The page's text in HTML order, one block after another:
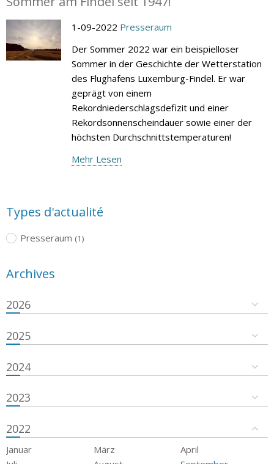
1-09-2022 Presseraum
Der Sommer 2022 war ein beispielloser
Sommer in der Geschichte der Wetterstation
des Flughafens Luxemburg-Findel. Er war
geprägt von einem
Rekordniederschlagsdefizit und einer
Rekordsonnenscheindauer sowie einer der
höchsten Durchschnittstemperaturen!
Mehr Lesen
Types d'actualité
Presseraum (1)
Archives
2026
2025
2024
2023
2022
Januar März
April